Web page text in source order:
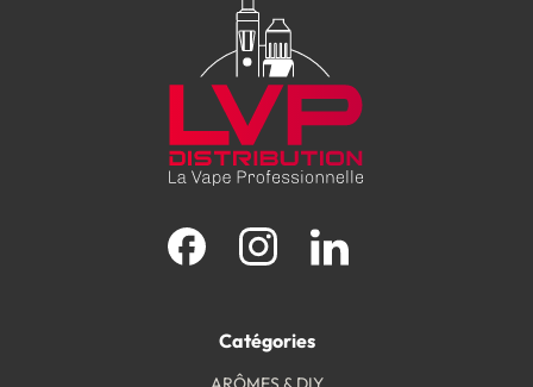
Catégories
Facebook Instagram